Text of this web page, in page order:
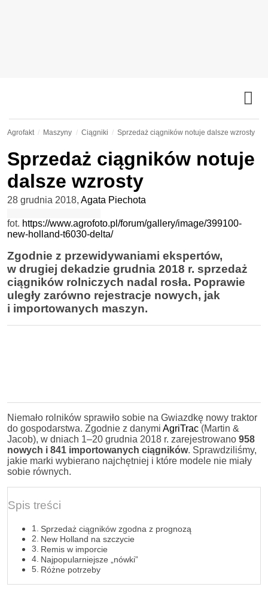
Agrofakt Maszyny Ciągniki Sprzedaż ciągników notuje dalsze wzrosty
Sprzedaż ciągników notuje
dalsze wzrosty
28 grudnia 2018, Agata Piechota
fot. https://www.agrofoto.pl/forum/gallery/image/399100-
new-holland-t6030-delta/
Zgodnie z przewidywaniami ekspertów,
w drugiej dekadzie grudnia 2018 r. sprzedaż
ciągników rolniczych nadal rosła. Poprawie
uległy zarówno rejestracje nowych, jak
i importowanych maszyn.
Niemało rolników sprawiło sobie na Gwiazdkę nowy traktor
do gospodarstwa. Zgodnie z danymi AgriTrac (Martin &
Jacob), w dniach 1–20 grudnia 2018 r. zarejestrowano 958
nowych i 841 importowanych ciągników. Sprawdziliśmy,
jakie marki wybierano najchętniej i które modele nie miały
sobie równych.
Spis treści
Sprzedaż ciągników zgodna z prognozą
New Holland na szczycie
Remis w imporcie
Najpopularniejsze „nówki”
Różne potrzeby